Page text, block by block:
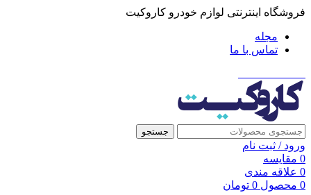
فروشگاه اینترنتی لوازم خودرو کاروکیت
مجله
تماس با ما
جستجو
ورود / ثبت نام
0 مقایسه
0 علاقه مندی
0 محصول 0 تومان